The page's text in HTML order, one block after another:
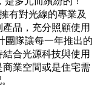
有對光線的專業及
品，充分照顧使用
團隊讓每一年推出的
合光源科技與使用
業空間或是住宅需